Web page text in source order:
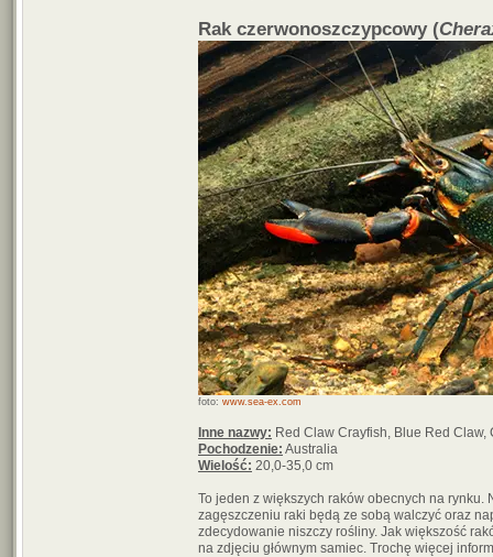
Rak czerwonoszczypcowy (
foto: www.sea-ex.com
Inne nazwy: Red Claw Crayfish, Blue Red
Pochodzenie: Australia
Wielość: 20,0-35,0 cm
To jeden z większych raków obecnych na
zagęszczeniu raki będą ze sobą walczyć oraz
zdecydowanie niszczy rośliny. Jak większość
na zdjęciu głównym samiec. Trochę więcej